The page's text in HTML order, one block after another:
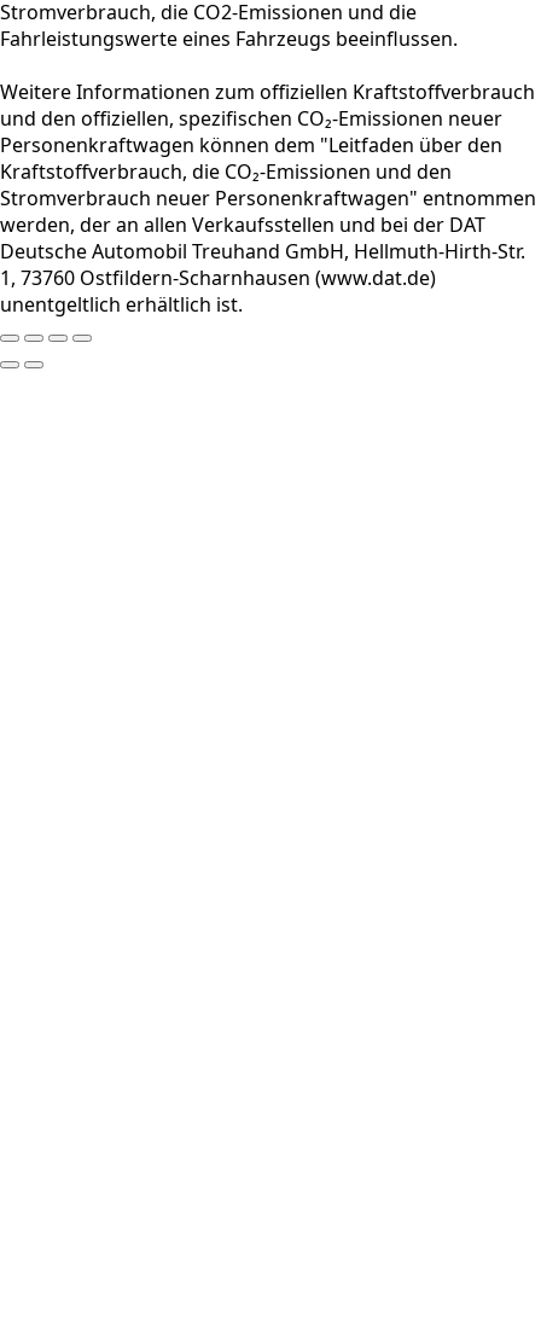
Stromverbrauch, die CO2-Emissionen und die
Fahrleistungswerte eines Fahrzeugs beeinflussen.
Weitere Informationen zum offiziellen Kraftstoffverbrauch
und den offiziellen, spezifischen CO₂-Emissionen neuer
Personenkraftwagen können dem "Leitfaden über den
Kraftstoffverbrauch, die CO₂-Emissionen und den
Stromverbrauch neuer Personenkraftwagen" entnommen
werden, der an allen Verkaufsstellen und bei der DAT
Deutsche Automobil Treuhand GmbH, Hellmuth-Hirth-Str.
1, 73760 Ostfildern-Scharnhausen (www.dat.de)
unentgeltlich erhältlich ist.